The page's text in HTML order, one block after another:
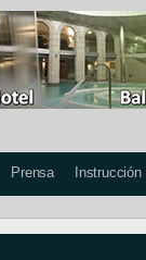
Prensa Instrucción